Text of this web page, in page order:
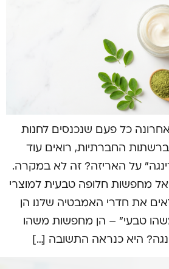
כל פעם שנכנסים לחנות
החברתיות, רואים עוד
על האריזה? זה לא במקרה.
מחפשות חלופה טבעית למוצרי
את חדרי האמבטיה שלנו. הן
טבעי” – הן מחפשות משהו
היא כנראה התשובה […]